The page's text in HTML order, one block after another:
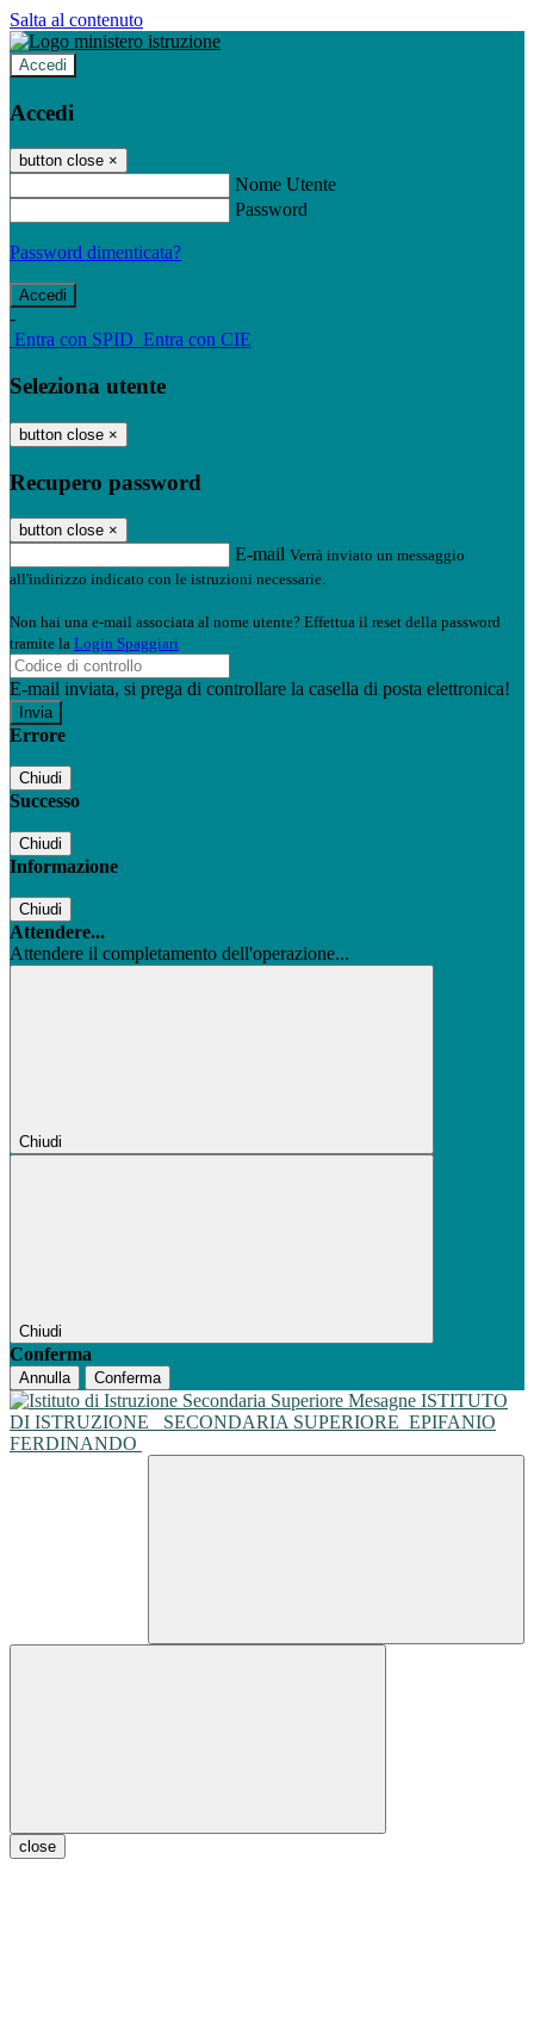
Salta al contenuto
Accedi
Accedi
button close ×
Nome Utente
Password
Password dimenticata?
-
Entra con SPID Entra con CIE
Seleziona utente
button close ×
Recupero password
button close ×
E-mail Verrà inviato un messaggio
all'indirizzo indicato con le istruzioni necessarie.
Non hai una e-mail associata al nome utente? Effettua il reset della password
tramite la Login Spaggiari
E-mail inviata, si prega di controllare la casella di posta elettronica!
Errore
Chiudi
Successo
Chiudi
Informazione
Chiudi
Attendere...
Attendere il completamento dell'operazione...
Chiudi
Chiudi
Conferma
Annulla Conferma
ISTITUTO
DI ISTRUZIONE
SECONDARIA SUPERIORE EPIFANIO
FERDINANDO
close